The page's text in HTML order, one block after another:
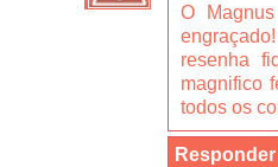
O
resenha
magnifico
todos os
Responder